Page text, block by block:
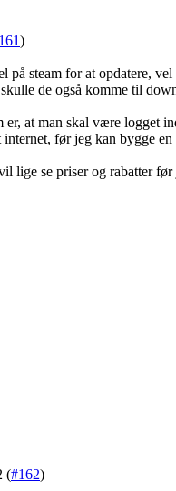
)
på steam for at opdatere,
de også komme til
er, at man skal være logget
før jeg kan bygge
lige se priser og rabatter
(#162)